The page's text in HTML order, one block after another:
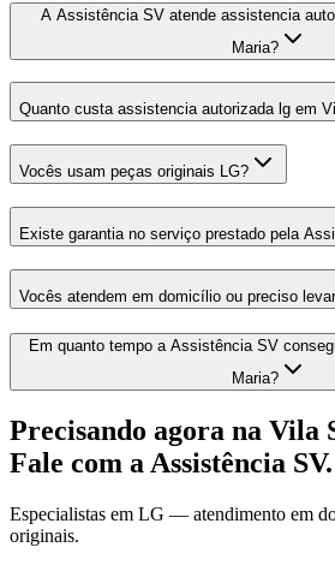
A Assistência SV atende assistencia
Maria?
Quanto custa assistencia autorizada lg em
Vocês usam peças originais LG?
Existe garantia no serviço prestado pela
Vocês atendem em domicílio ou preciso
Em quanto tempo a Assistência SV
Maria?
Precisando agora na Vila
Fale com a Assistência SV.
Especialistas em LG — atendimento em
originais.